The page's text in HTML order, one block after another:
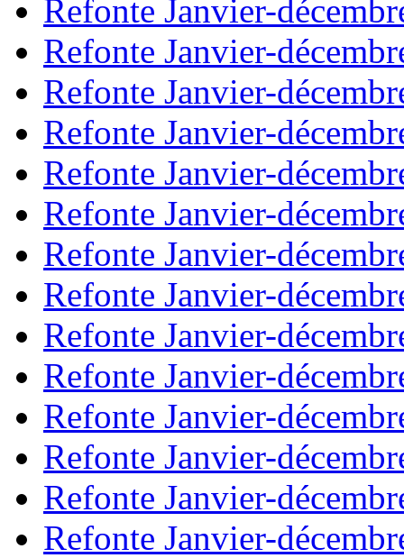
Refonte Janvier-
Refonte Janvier-
Refonte Janvier-
Refonte Janvier-
Refonte Janvier-
Refonte Janvier-
Refonte Janvier-
Refonte Janvier-
Refonte Janvier-
Refonte Janvier-
Refonte Janvier-
Refonte Janvier-
Refonte Janvier-
Refonte Janvier-